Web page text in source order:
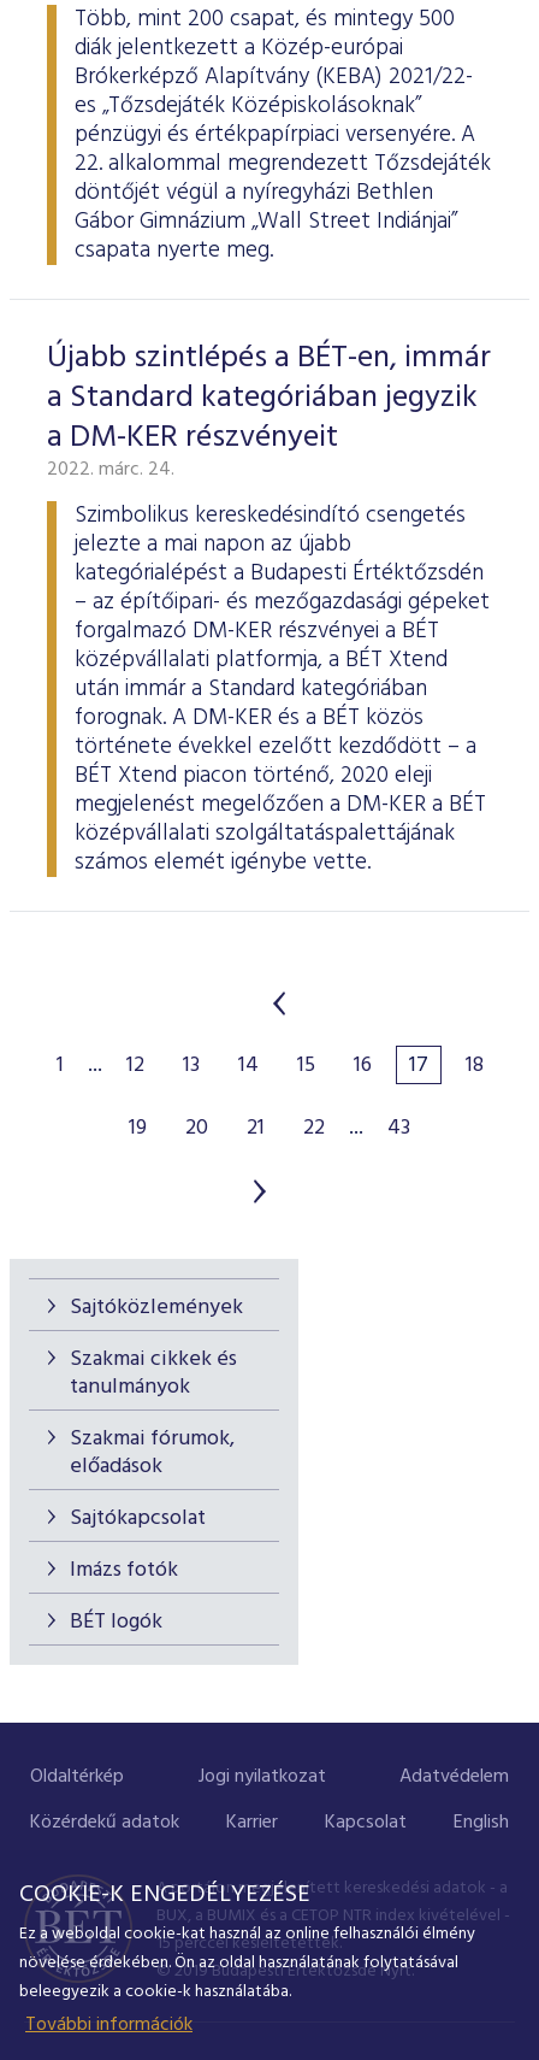
Sajtóközlemények
Szakmai cikkek és
tanulmányok
Szakmai fórumok,
előadások
Sajtókapcsolat
Imázs fotók
BÉT logók
Több, mint 200 csapat, és mintegy 500
diák jelentkezett a Közép-európai
Brókerképző Alapítvány (KEBA) 2021/22-
es „Tőzsdejáték Középiskolásoknak”
pénzügyi és értékpapírpiaci versenyére. A
22. alkalommal megrendezett Tőzsdejáték
döntőjét végül a nyíregyházi Bethlen
Gábor Gimnázium „Wall Street Indiánjai”
csapata nyerte meg.
Újabb szintlépés a BÉT-en, immár
a Standard kategóriában jegyzik
a DM-KER részvényeit
2022. márc. 24.
Szimbolikus kereskedésindító csengetés
jelezte a mai napon az újabb
kategórialépést a Budapesti Értéktőzsdén
– az építőipari- és mezőgazdasági gépeket
forgalmazó DM-KER részvényei a BÉT
középvállalati platformja, a BÉT Xtend
után immár a Standard kategóriában
forognak. A DM-KER és a BÉT közös
története évekkel ezelőtt kezdődött – a
BÉT Xtend piacon történő, 2020 eleji
megjelenést megelőzően a DM-KER a BÉT
középvállalati szolgáltatáspalettájának
számos elemét igénybe vette.
1 ... 12 13 14 15 16 17
18
19
20 21 22 ... 43
Oldaltérkép Jogi nyilatkozat
Adatvédelem
Közérdekű adatok
Karrier Kapcsolat English
A portálon megjelenített kereskedési adatok - a
BUX, a BUMIX és a CETOP NTR index kivételével -
15 perccel késleltetettek.
© 2019 Budapesti Értéktőzsde Nyrt.
COOKIE-K ENGEDÉLYEZÉSE
Ez a weboldal cookie-kat használ az online felhasználói élmény
növelése érdekében. Ön az oldal használatának folytatásával
beleegyezik a cookie-k használatába.
További információk